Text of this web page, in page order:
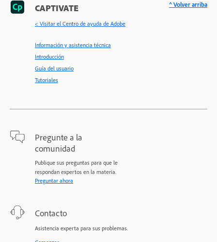
CAPTIVATE
< Visitar el Centro de ayuda de Adobe
Información y asistencia técnica
Introducción
Guía del usuario
Tutoriales
Pregunte a la
comunidad
Publique sus preguntas para que le
respondan expertos en la materia.
Preguntar ahora
Contacto
Asistencia experta para sus problemas.
^ Volver arriba